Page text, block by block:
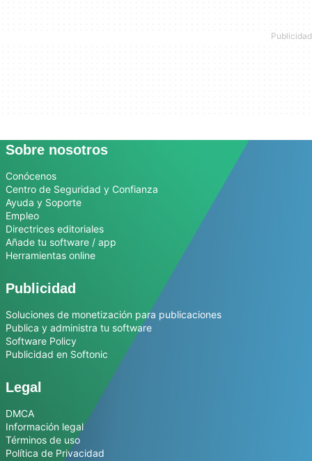
Sobre nosotros
Conócenos
Centro de Seguridad y Confianza
Ayuda y Soporte
Empleo
Directrices editoriales
Añade tu software / app
Herramientas online
Publicidad
Soluciones de monetización para publicaciones
Publica y administra tu software
Software Policy
Publicidad en Softonic
Legal
DMCA
Información legal
Términos de uso
Política de Privacidad